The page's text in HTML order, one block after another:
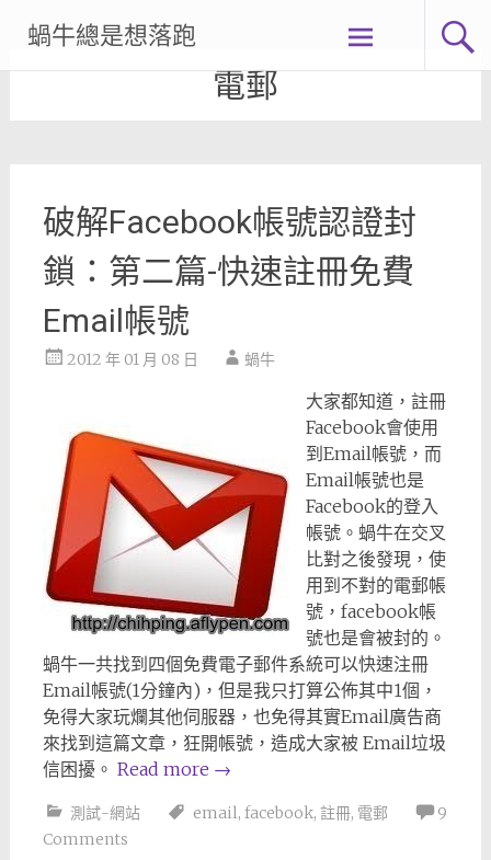
content
蝸牛總是想落跑
電郵
破解Facebook帳號認證封
鎖：第二篇-快速註冊免費
Email帳號
2012 年 01 月 08 日 蝸牛
大家都知道，註冊
Facebook會使用
到Email帳號，而
Email帳號也是
Facebook的登入
帳號。蝸牛在交叉
比對之後發現，使
用到不對的電郵帳
號，facebook帳
號也是會被封的。
蝸牛一共找到四個免費電子郵件系統可以快速注冊
Email帳號(1分鐘內)，但是我只打算公佈其中1個，
免得大家玩爛其他伺服器，也免得其實Email廣告商
來找到這篇文章，狂開帳號，造成大家被 Email垃圾
信困擾。 Read more →
測試-網站 email, facebook, 註冊, 電郵
9
Comments